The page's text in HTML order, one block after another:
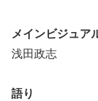
メインビジュア
浅田政志
語り